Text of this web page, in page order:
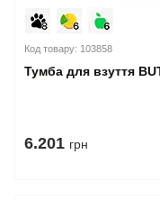
Код товару: 103858
Тумба для взуття
6.201 грн